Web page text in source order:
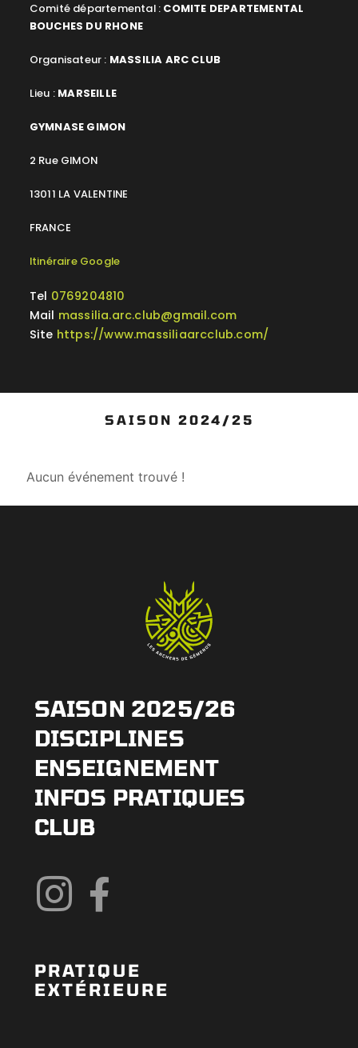
Comité départemental : COMITE DEPARTEMENTAL
BOUCHES DU RHONE
Organisateur : MASSILIA ARC CLUB
Lieu : MARSEILLE
GYMNASE GIMON
2 Rue GIMON
13011 LA VALENTINE
FRANCE
Itinéraire Google
Tel 0769204810
Mail massilia.arc.club@gmail.com
Site https://www.massiliaarcclub.com/
SAISON 2024/25
Aucun événement trouvé !
SAISON 2025/26
DISCIPLINES
ENSEIGNEMENT
INFOS PRATIQUES
CLUB
PRATIQUE
EXTÉRIEURE